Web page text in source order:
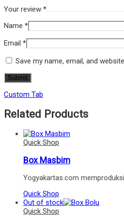
Your review *
Name *
Email *
Save my name, email, and
Custom Tab
Related Products
Quick Shop
Box Masbim
Yogyakartas.com
Quick Shop
Out of stock
Quick Shop